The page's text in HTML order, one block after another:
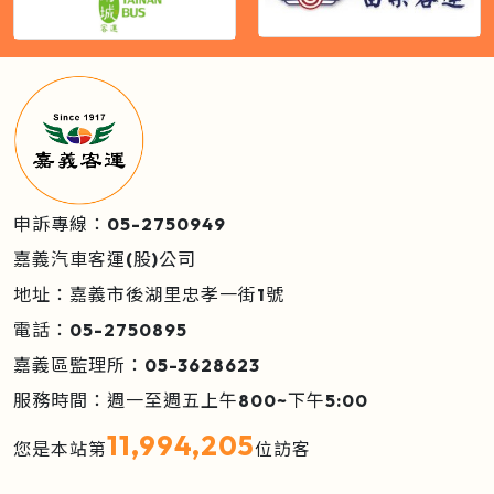
申訴專線：05-2750949
嘉義汽車客運(股)公司
地址：嘉義市後湖里忠孝一街1號
電話：05-2750895
嘉義區監理所：05-3628623
服務時間：週一至週五上午800~下午5:00
您是本站第11,994,205位訪客